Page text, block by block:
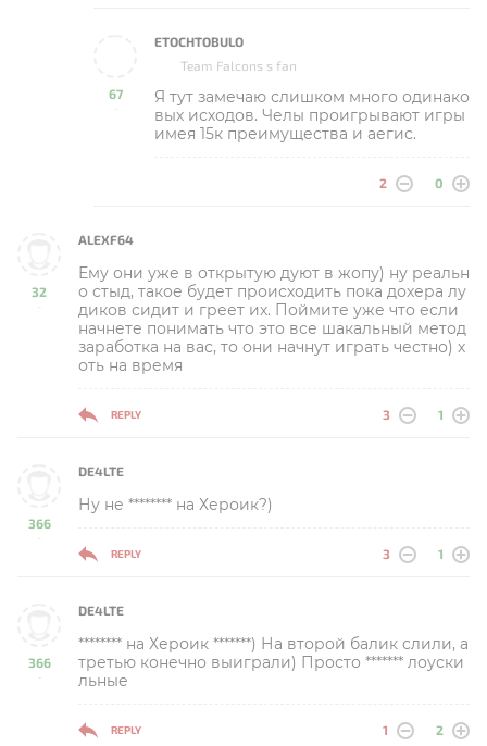
67
-
ETOCHTOBULO
Team Falcons s fan
Я тут замечаю слишком много одинако
вых исходов. Челы проигрывают игры
имея 15к преимущества и аегис.
2 0
32
-
ALEXF64
Ему они уже в открытую дуют в жопу) ну реальн
о стыд, такое будет происходить пока дохера лу
диков сидит и греет их. Поймите уже что если
начнете понимать что это все шакальный метод
заработка на вас, то они начнут играть честно) х
оть на время
REPLY 3 1
366
-
DE4LTE
Ну не ******** на Хероик?)
REPLY 3 1
366
-
DE4LTE
******** на Хероик *******) На второй балик слили, а
третью конечно выиграли) Просто ******* лоуски
льные
REPLY 1 2